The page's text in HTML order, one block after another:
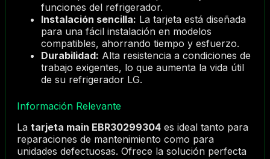
funciones del refrigerador.
Instalación sencilla: La tarjeta está diseñada
para una fácil instalación en modelos
compatibles, ahorrando tiempo y esfuerzo.
Durabilidad: Alta resistencia a condiciones de
trabajo exigentes, lo que aumenta la vida útil
de su refrigerador LG.
Información Relevante
La tarjeta main EBR30299304es ideal tanto para
reparaciones de mantenimiento como para
unidades defectuosas. Ofrece la solución perfecta